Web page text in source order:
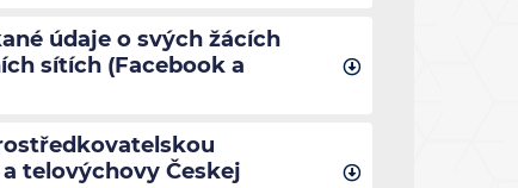
údaje o svých žácích
sítích (Facebook a
telovýchovy Českej